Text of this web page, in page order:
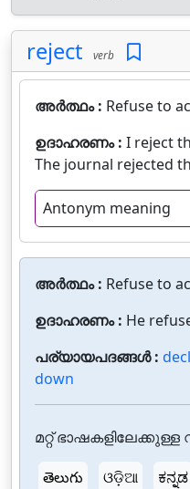
reject verb
അർത്ഥം : Refuse to
ഉദാഹരണം : I reject
The journal rejected
Antonym meaning
അർത്ഥം : Refuse to
ഉദാഹരണം : He
പര്യായപദങ്ങൾ :
down
മറ്റ് ഭാഷകളിലേക്കുള്ള
తెలుగు
ଓଡ଼ିଆ ಕನ್ನಡ